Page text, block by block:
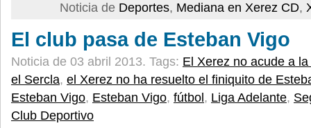
Noticia de Deportes, Mediana en Xerez CD,
El club pasa de Esteban Vigo
Noticia de 03 abril 2013. Tags: El Xerez no acude a
el Sercla, el Xerez no ha resuelto el finiquito de
Esteban Vigo, Esteban Vigo, fútbol , Liga Adelante,
Club Deportivo